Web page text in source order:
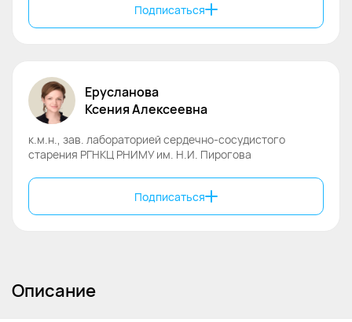
Подписаться
Ерусланова
КсенияАлексеевна
к.м.н., зав. лабораторией сердечно-сосудистого
старения РГНКЦ РНИМУ им. Н.И. Пирогова
Подписаться
Описание